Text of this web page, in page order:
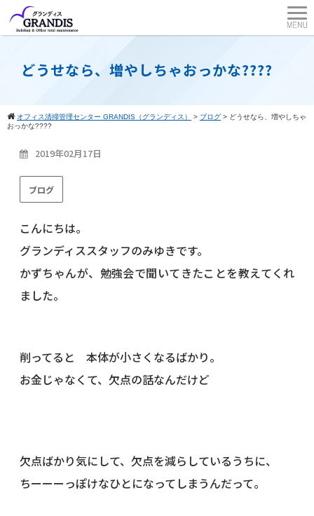
どうせなら、増やしちゃおっかな????
オフィス清掃管理センター GRANDIS（グランディス） > ブログ > どうせなら、増やしちゃ
おっかな????
2019年02月17日
ブログ
こんにちは。
グランディススタッフのみゆきです。
かずちゃんが、勉強会で聞いてきたことを教えてくれ
ました。
削ってると 本体が小さくなるばかり。
お金じゃなくて、欠点の話なんだけど
欠点ばかり気にして、欠点を減らしているうちに、
ちーーーっぽけなひとになってしまうんだって。